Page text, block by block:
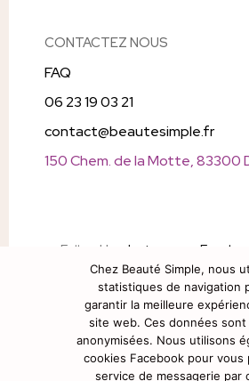
CONTACTEZ NOUS
FAQ
06 23 19 03 21
contact@beautesimple.fr
150 Chem. de la Motte, 83300
Follow Us Instagram
Snapchat
Chez Beauté Simple, nous
statistiques de navigation
garantir la meilleure
site web. Ces données
anonymisées. Nous utilisons
cookies Facebook pour vous
service de messagerie par